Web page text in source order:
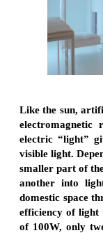
Like the sun,
electromagnetic
electric “light”
visible light.
smaller part of
another into
domestic space
efficiency of light
of 100W, only